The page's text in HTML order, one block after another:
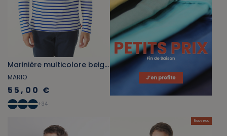
Marinière multicolore beige écru et bleu cobalt
MARIO
55,00 €
+34
Nouveau